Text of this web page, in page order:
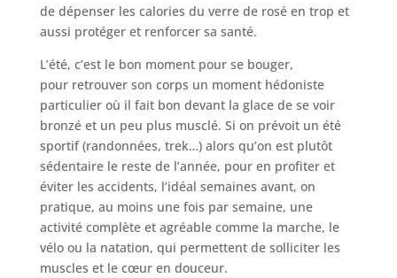
de dépenser les calories du verre de rosé en trop et
aussi protéger et renforcer sa santé.
L’été, c’est le bon moment pour se bouger,
pour retrouver son corps un moment hédoniste
particulier où il fait bon devant la glace de se voir
bronzé et un peu plus musclé. Si on prévoit un été
sportif (randonnées, trek…) alors qu’on est plutôt
sédentaire le reste de l’année, pour en profiter et
éviter les accidents, l’idéal semaines avant, on
pratique, au moins une fois par semaine, une
activité complète et agréable comme la marche, le
vélo ou la natation, qui permettent de solliciter les
muscles et le cœur en douceur.